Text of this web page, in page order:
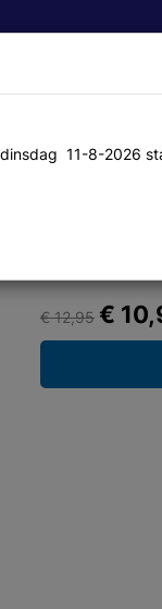
Contact
max.
€ 12,95 €
11-8-2026